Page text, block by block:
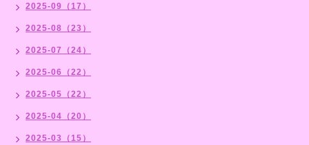
2025-09（17）
2025-08（23）
2025-07（24）
2025-06（22）
2025-05（22）
2025-04（20）
2025-03（15）